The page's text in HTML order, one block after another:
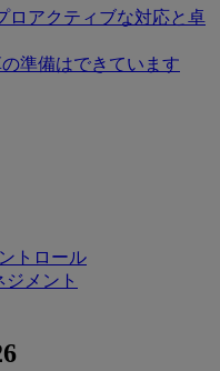
ロアクティブな対応と卓
準備はできています
トロール
メント